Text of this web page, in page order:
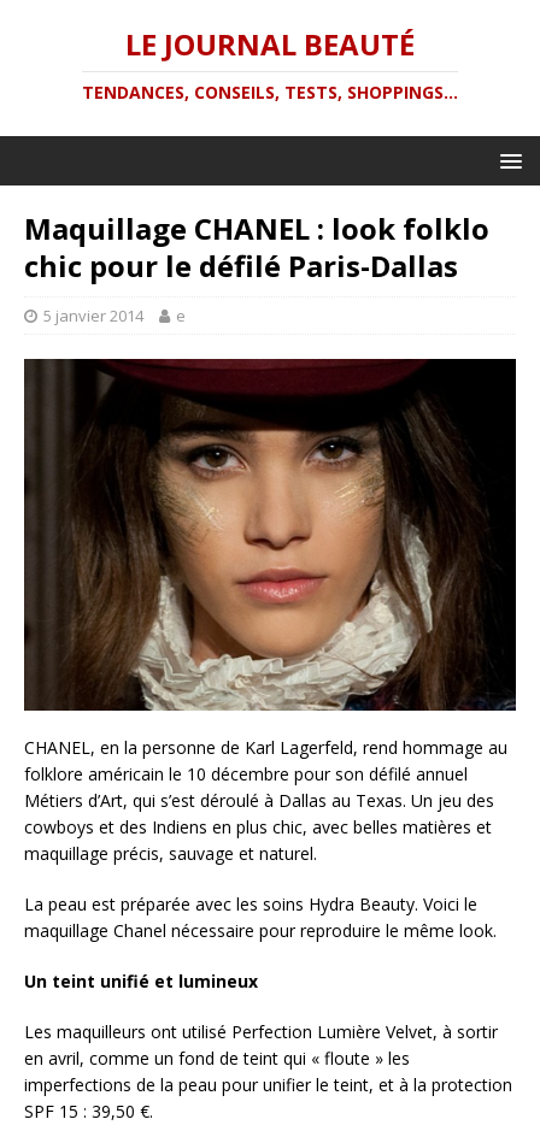
LE JOURNAL BEAUTÉ
TENDANCES, CONSEILS, TESTS, SHOPPINGS...
Maquillage CHANEL : look folklo
chic pour le défilé Paris-Dallas
5 janvier 2014 e
CHANEL, en la personne de Karl Lagerfeld, rend hommage au
folklore américain le 10 décembre pour son défilé annuel
Métiers d’Art, qui s’est déroulé à Dallas au Texas. Un jeu des
cowboys et des Indiens en plus chic, avec belles matières et
maquillage précis, sauvage et naturel.
La peau est préparée avec les soins Hydra Beauty. Voici le
maquillage Chanel nécessaire pour reproduire le même look.
Un teint unifié et lumineux
Les maquilleurs ont utilisé Perfection Lumière Velvet, à sortir
en avril, comme un fond de teint qui « floute » les
imperfections de la peau pour unifier le teint, et à la protection
SPF 15 : 39,50 €.